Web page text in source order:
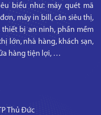
biểu như: máy quét mã
máy in bill, cân siêu thị,
thiết bị an ninh, phần mềm
lớn, nhà hàng, khách sạn,
hàng tiện lợi, …
Thủ Đức